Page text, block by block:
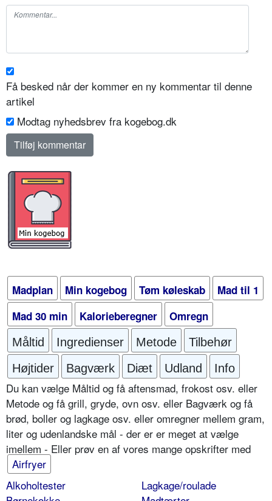
Få besked når der kommer en ny kommentar til denne
artikel
Modtag nyhedsbrev fra kogebog.dk
Madplan Min kogebog Tøm køleskab
Mad til 1
Mad 30 min
Kalorieberegner Omregn
Måltid Ingredienser Metode
Tilbehør
Højtider
Bagværk Diæt Udland Info
Du kan vælge Måltid og få aftensmad, frokost osv. eller
Metode og få grill, gryde, ovn osv. eller Bagværk og få
brød, boller og lagkage osv. eller omregner mellem gram,
liter og udenlandske mål - der er er meget at vælge
imellem - Eller prøv en af vores mange opskrifter med
Airfryer
Alkoholtester
Lagkage/roulade